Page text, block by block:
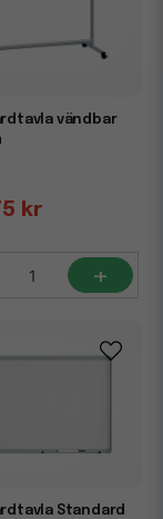
vändbar
kr
+
Standard